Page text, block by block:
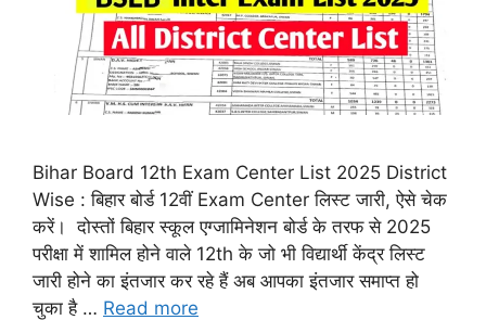
Bihar Board 12th Exam Center List 2025 District
Wise : बिहार बोर्ड 12वीं Exam Center लिस्ट जारी, ऐसे चेक
करें। दोस्तों बिहार स्कूल एग्जामिनेशन बोर्ड के तरफ से 2025
परीक्षा में शामिल होने वाले 12th के जो भी विद्यार्थी केंद्र लिस्ट
जारी होने का इंतजार कर रहे हैं अब आपका इंतजार समाप्त हो
चुका है … Read more